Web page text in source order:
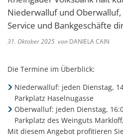
Niederwalluf und
Service und Bankgeschäfte
31. Oktober 2025 von DANIELA CAIN
Die Termine im Überblick:
Niederwalluf: jeden Dienstag,
Parkplatz Haselnugasse
Oberwalluf: jeden Dienstag,
Parkplatz des Weinguts
Mit diesem Angebot profitieren